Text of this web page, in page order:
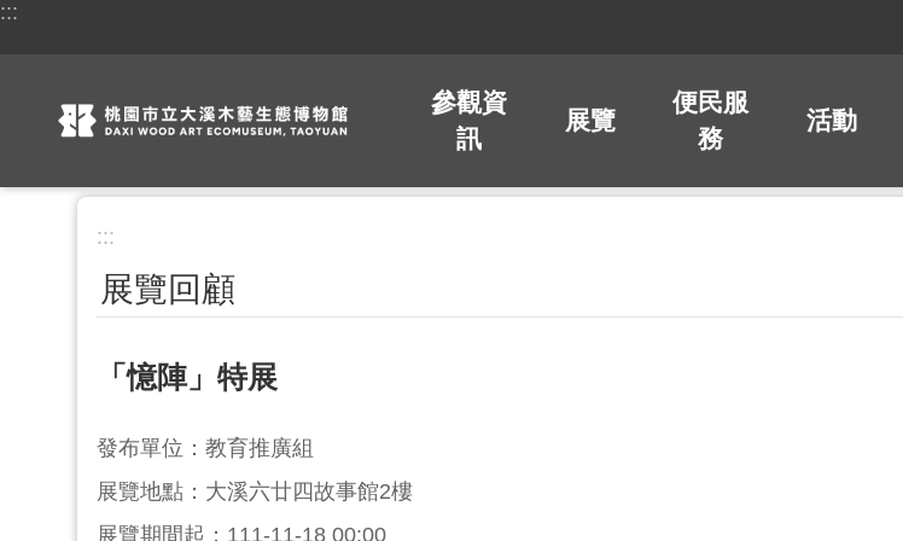
跳到主要內容區塊
:::
參觀資
訊
展覽
便民服
務
活動
:::
展覽回顧
「憶陣」特展
發布單位：教育推廣組
展覽地點：大溪六廿四故事館2樓
展覽期間起：111-11-18 00:00